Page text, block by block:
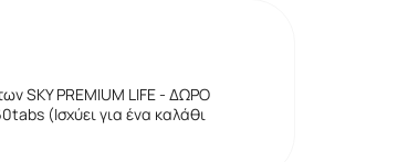
SKY PREMIUM LIFE - ΔΩΡΟ
(Ισχύει για ένα καλάθι